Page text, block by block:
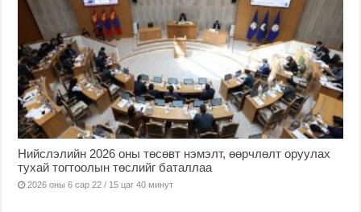
Нийслэлийн 2026 оны төсөвт нэмэлт, өөрчлөлт оруулах
тухай тогтоолын төслийг баталлаа
2026 оны 6 сар 22 / 15 цаг 40 минут